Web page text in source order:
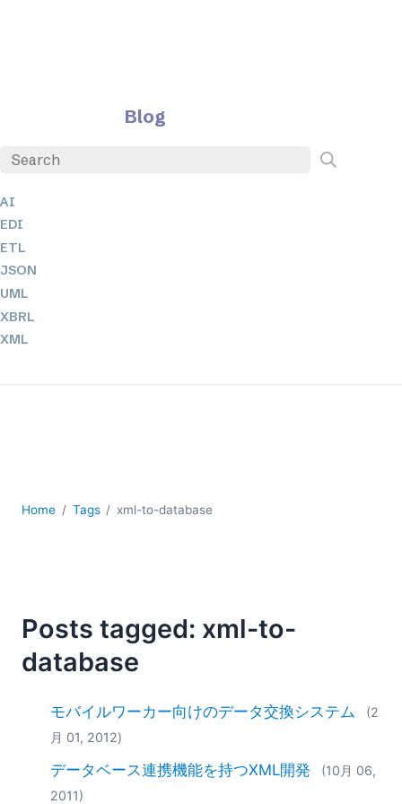
Blog
AI
EDI
ETL
JSON
UML
XBRL
XML
XSL
2026
2025
2024
2022
2021
2020
2019
Home Tags xml-to-database
Posts tagged: xml-to-
database
モバイルワーカー向けのデータ交換システム
(2
月 01, 2012)
データベース連携機能を持つXML開発
(10月 06,
2011)